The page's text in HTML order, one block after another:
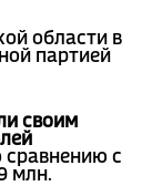
области в
партией
своим
сравнению с
млн.